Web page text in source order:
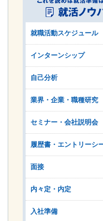
就職活動スケジュール
インターンシップ
自己分析
業界・企業・職種研究
セミナー・会社説明会
履歴書・エントリーシ
面接
内々定・内定
入社準備